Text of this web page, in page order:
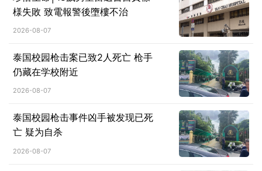
様失敗 致電報警後墮樓不治
2026-08-07
泰国校园枪击案已致2人死亡 枪手
仍藏在学校附近
2026-08-07
泰国校园枪击事件凶手被发现已死
亡 疑为自杀
2026-08-07